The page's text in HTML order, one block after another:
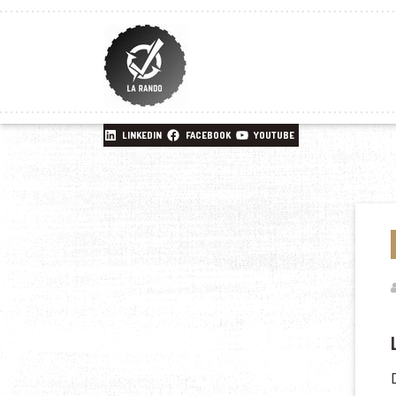
LINKEDIN FACEBOOK YOUTUBE